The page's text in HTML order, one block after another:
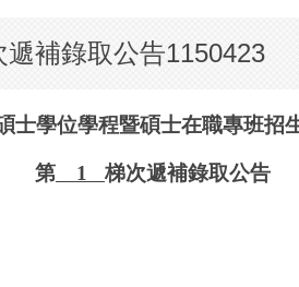
遞補錄取公告1150423
士學位學程暨碩士在職專班招
第 1 梯次遞補錄取公告